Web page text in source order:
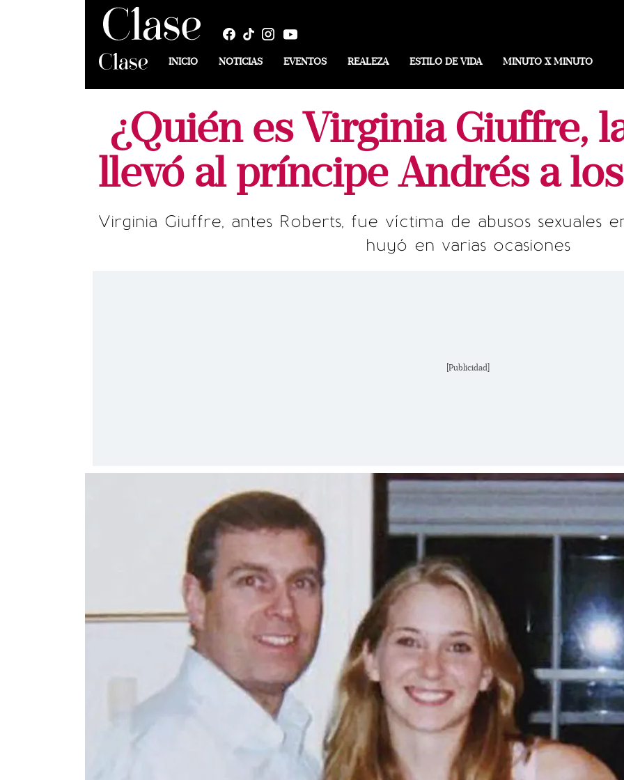
INICIO NOTICIAS EVENTOS REALEZA ESTILO DE VIDA MINUTO X MINUTO
¿Quién es Virginia Giuffre,
llevó al príncipe Andrés a
Virginia Giuffre, antes Roberts, fue víctima de abusos sexuales
huyó en varias ocasiones
[Publicidad]